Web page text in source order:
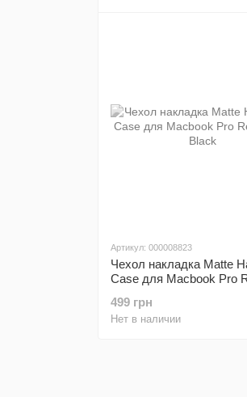
Артикул: 000008823
Чехол накладка Matte
Case для Macbook Pro
499 грн
Нет в наличии